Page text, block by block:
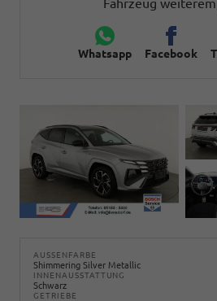
Fahrzeug
Whatsapp Facebook
AUSSENFARBE
Shimmering Silver Metallic
INNENAUSSTATTUNG
Schwarz
GETRIEBE